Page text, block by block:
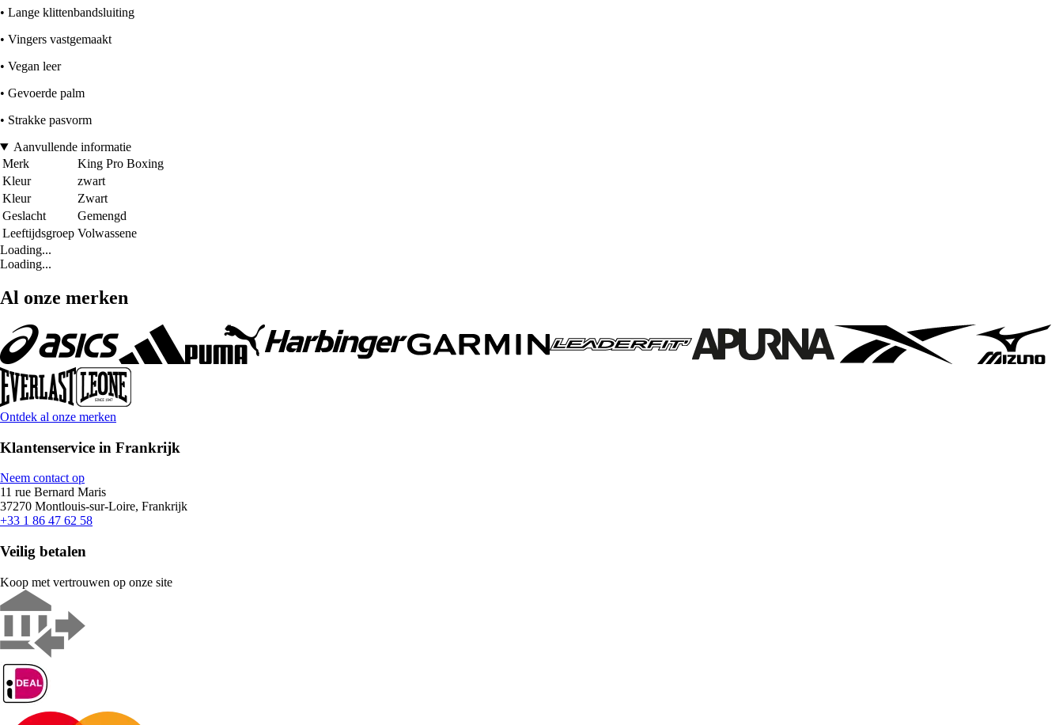
• Lange klittenbandsluiting
• Vingers vastgemaakt
• Vegan leer
• Gevoerde palm
• Strakke pasvorm
Aanvullende informatie
Merk
King Pro Boxing
Kleur
zwart
Kleur
Zwart
Geslacht
Gemengd
Leeftijdsgroep Volwassene
Loading...
Loading...
Al onze merken
Ontdek al onze merken
Klantenservice in Frankrijk
Neem contact op
11 rue Bernard Maris
37270 Montlouis-sur-Loire, Frankrijk
+33 1 86 47 62 58
Veilig betalen
Koop met vertrouwen op onze site